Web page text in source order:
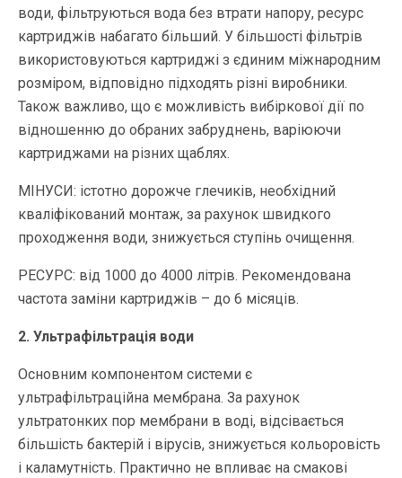
води, фільтруються вода без втрати напору, ресурс
картриджів набагато більший. У більшості фільтрів
використовуються картриджі з єдиним міжнародним
розміром, відповідно підходять різні виробники.
Також важливо, що є можливість вибіркової дії по
відношенню до обраних забруднень, варіюючи
картриджами на різних щаблях.
МІНУСИ: істотно дорожче глечиків, необхідний
кваліфікований монтаж, за рахунок швидкого
проходження води, знижується ступінь очищення.
РЕСУРС: від 1000 до 4000 літрів. Рекомендована
частота заміни картриджів – до 6 місяців.
2. Ультрафільтрація води
Основним компонентом системи є
ультрафільтраційна мембрана. За рахунок
ультратонких пор мембрани в воді, відсівається
більшість бактерій і вірусів, знижується кольоровість
і каламутність. Практично не впливає на смакові